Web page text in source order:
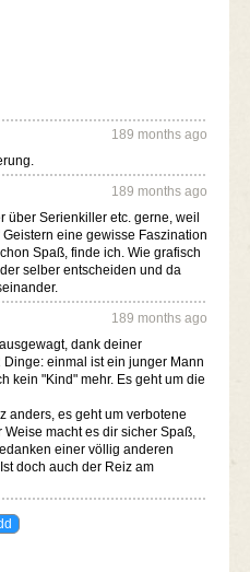
189 months ago
189 months ago
über Serienkiller etc. gerne, weil
eine gewisse Faszination
Spaß, finde ich. Wie grafisch
selber entscheiden und da
189 months ago
dank deiner
einmal ist ein junger Mann
kein "Kind" mehr. Es geht um die
anders, es geht um verbotene
macht es dir sicher Spaß,
einer völlig anderen
doch auch der Reiz am